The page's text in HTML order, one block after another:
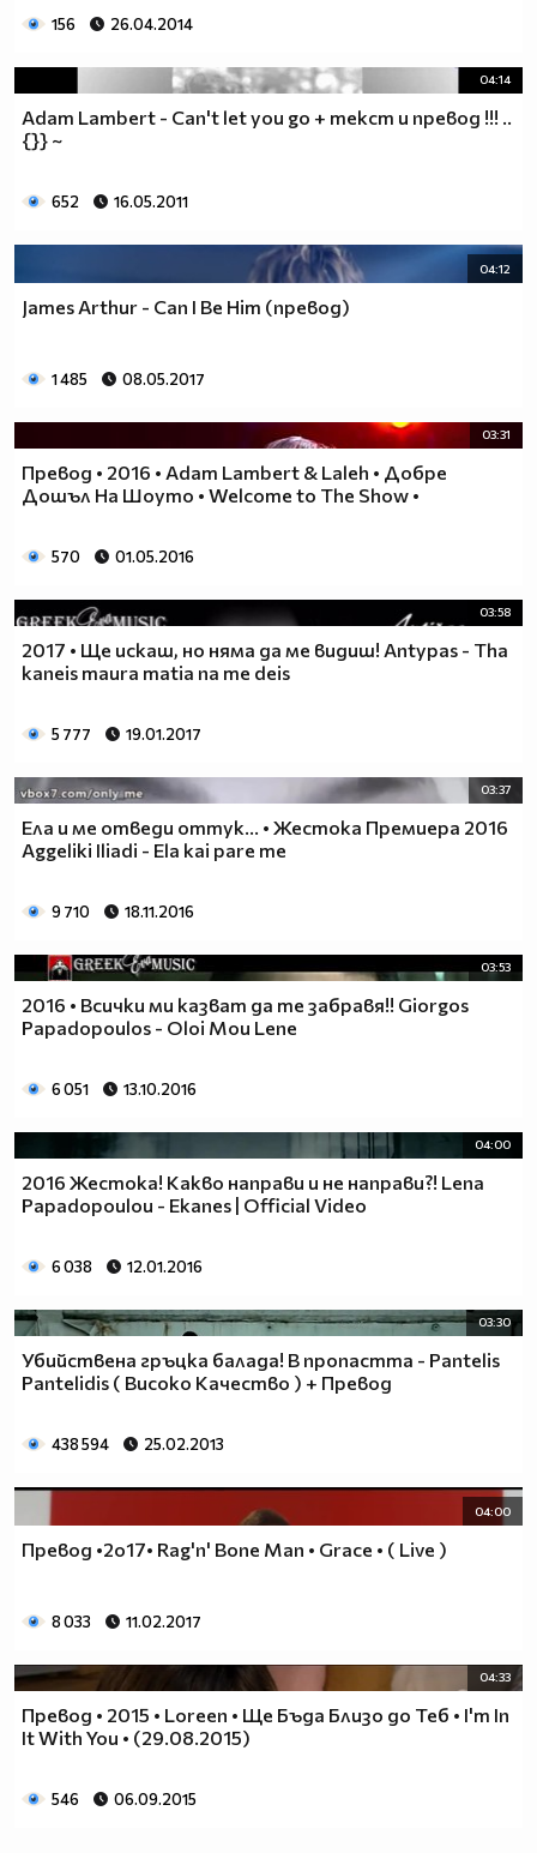
156 26.04.2014
04:14
Adam Lambert - Can't let you go + текст и превод !!! ..
{}} ~
652 16.05.2011
04:12
James Arthur - Can I Be Him (превод)
1 485 08.05.2017
03:31
Превод • 2016 • Adam Lambert & Laleh • Добре
Дошъл На Шоуто • Welcome to The Show •
570 01.05.2016
03:58
2017 • Ще искаш, но няма да ме видиш! Antypas - Tha
kaneis maura matia na me deis
5 777 19.01.2017
03:37
Ела и ме отведи оттук... • Жестока Премиера 2016
Aggeliki Iliadi - Ela kai pare me
9 710 18.11.2016
03:53
2016 • Всички ми казват да те забравя!! Giorgos
Papadopoulos - Oloi Mou Lene
6 051 13.10.2016
04:00
2016 Жестока! Какво направи и не направи?! Lena
Papadopoulou - Ekanes | Official Video
6 038 12.01.2016
03:30
Убийствена гръцка балада! В пропастта - Pantelis
Pantelidis ( Високо Качество ) + Превод
438 594 25.02.2013
04:00
Превод •2o17• Rag'n' Bone Man • Grace • ( Live )
8 033 11.02.2017
04:33
Превод • 2015 • Loreen • Ще Бъда Близо до Теб • I'm In
It With You • (29.08.2015)
546 06.09.2015